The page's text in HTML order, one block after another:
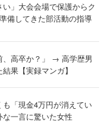
い」大会会場で保護からク
備してきた部活動の指導
、高卒か？」 → 高学歴男
果【実録マンガ】
「現金4万円が消えてい
一言に驚いた女性